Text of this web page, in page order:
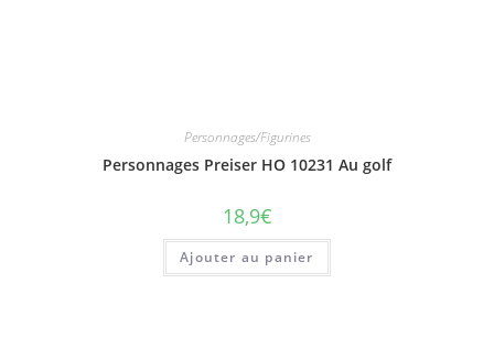
Personnages/Figurines
Personnages Preiser HO 10231 Au golf
18,9€
Ajouter au panier